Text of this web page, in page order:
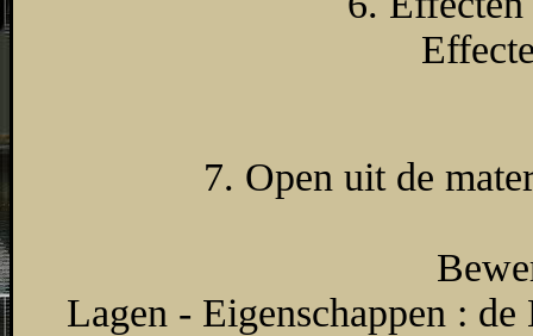
7. Open uit de
Lagen - Eigenschappen :